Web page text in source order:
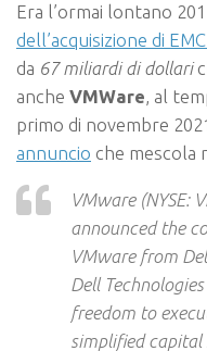
Era l’ormai lontano
dell’acquisizione di
da 67 miliardi di dollari
anche VMWare, al
primo di novembre
annuncio che mescola
VMware (NYSE:
announced the
VMware from
Dell
freedom to
simplified capital